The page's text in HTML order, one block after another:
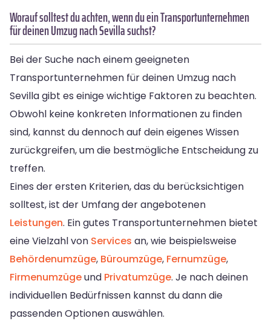
Worauf solltest du achten, wenn du ein Transportunternehmen
für deinen Umzug nach Sevilla suchst?
Bei der Suche nach einem geeigneten
Transportunternehmen für deinen Umzug nach
Sevilla gibt es einige wichtige Faktoren zu beachten.
Obwohl keine konkreten Informationen zu finden
sind, kannst du dennoch auf dein eigenes Wissen
zurückgreifen, um die bestmögliche Entscheidung zu
treffen.
Eines der ersten Kriterien, das du berücksichtigen
solltest, ist der Umfang der angebotenen
Leistungen. Ein gutes Transportunternehmen bietet
eine Vielzahl von Services an, wie beispielsweise
Behördenumzüge, Büroumzüge, Fernumzüge,
Firmenumzügeund Privatumzüge. Je nach deinen
individuellen Bedürfnissen kannst du dann die
passenden Optionen auswählen.